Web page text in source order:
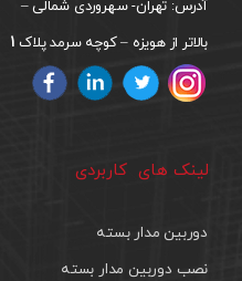
آدرس: تهران- سهروردی شمالی –
بالاتر از هویزه – کوچه سرمد پلاک 1
لینک های کاربردی
دوربین مدار بسته
نصب دوربین مدار بسته